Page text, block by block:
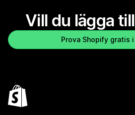
Vill du lägga
Prova Shopify gratis